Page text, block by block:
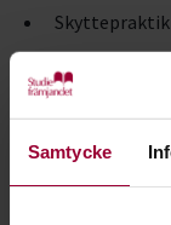
Samtycke
Skyttepraktik
jägarexamen
som förordnats